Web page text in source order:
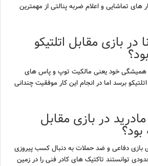
های تماشایی و اعلام ضربه پنالتی از مهمترین
در بازی مقابل اتلتیکو
همیشگی خود یعنی مالکیت توپ و پاس های
برسد اما در انجام این کار موفقیت چندانی
مادرید در بازی مقابل
بود؟
بازی دفاعی و ضد حملات به دنبال کسب پیروزی
توانستند تاکتیک های کادر فنی را در زمین